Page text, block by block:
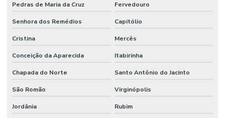
Pedras de Maria da Cruz Fervedouro
Senhora dos Remédios Capitólio
Cristina Mercês
Conceição da Aparecida Itabirinha
Chapada do Norte Santo Antônio do Jacinto
São Romão Virginópolis
Jordânia Rubim